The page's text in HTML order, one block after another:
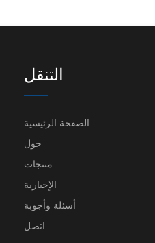
التنقل
الصفحة الرئيسية
حول
منتجات
الإخبارية
أسئلة وأجوبة
اتصل